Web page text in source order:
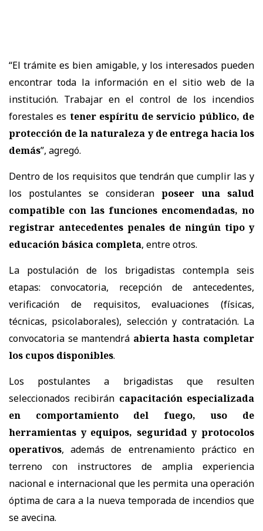
“El trámite es bien amigable, y los interesados pueden
encontrar toda la información en el sitio web de la
institución. Trabajar en el control de los incendios
forestales es tener espíritu de servicio público, de
protección de la naturaleza y de entrega hacia los
demás”, agregó.
Dentro de los requisitos que tendrán que cumplir las y
los postulantes se consideran poseer una salud
compatible con las funciones encomendadas, no
registrar antecedentes penales de ningún tipo y
educación básica completa, entre otros.
La postulación de los brigadistas contempla seis
etapas: convocatoria, recepción de antecedentes,
verificación de requisitos, evaluaciones (físicas,
técnicas, psicolaborales), selección y contratación. La
convocatoria se mantendrá abierta hasta completar
los cupos disponibles.
Los postulantes a brigadistas que resulten
seleccionados recibirán capacitación especializada
en comportamiento del fuego, uso de
herramientas y equipos, seguridad y protocolos
operativos, además de entrenamiento práctico en
terreno con instructores de amplia experiencia
nacional e internacional que les permita una operación
óptima de cara a la nueva temporada de incendios que
se avecina.